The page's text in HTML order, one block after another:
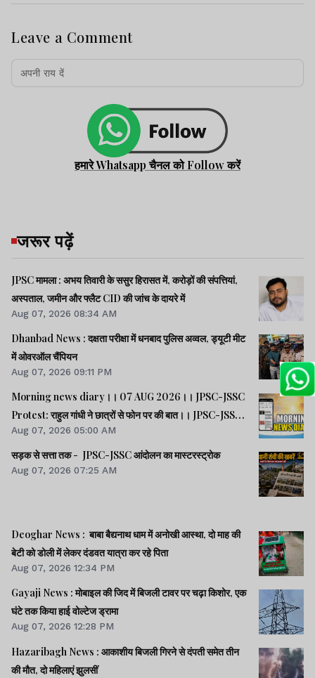
Leave a Comment
हमारे Whatsapp चैनल को Follow करें
जरूर पढ़ें
JPSC मामला : अभय तिवारी के ससुर हिरासत में, करोड़ों की संपत्तियां,
अस्पताल, जमीन और फ्लैट CID की जांच के दायरे में
Aug 07, 2026 08:34 AM
Dhanbad News : दक्षता परीक्षा में धनबाद पुलिस अव्वल, ड्यूटी मीट
में ओवरऑल चैंपियन
Aug 07, 2026 09:11 PM
Morning news diary।। 07 AUG 2026।। JPSC-JSSC
Protest: राहुल गांधी ने छात्रों से फोन पर की बात।। JPSC-JSSC
आंदोलन: छात्र प्रतिनिधि अपनी मांगों पर अड़े।। ACB ने नेक्सजेन के
CEO से पूछा- विनय चौबे को कितने पैसे दिए।। समेत कई खबरें व
वीडियो.
Aug 07, 2026 05:00 AM
सड़क से सत्ता तक - JPSC-JSSC आंदोलन का मास्टरस्ट्रोक
Aug 07, 2026 07:25 AM
Deoghar News : बाबा बैद्यनाथ धाम में अनोखी आस्था, दो माह की
बेटी को डोली में लेकर दंडवत यात्रा कर रहे पिता
Aug 07, 2026 12:34 PM
Gayaji News : मोबाइल की जिद में बिजली टावर पर चढ़ा किशोर, एक
घंटे तक किया हाई वोल्टेज ड्रामा
Aug 07, 2026 12:28 PM
Hazaribagh News : आकाशीय बिजली गिरने से दंपती समेत तीन
की मौत, दो महिलाएं झुलसीं